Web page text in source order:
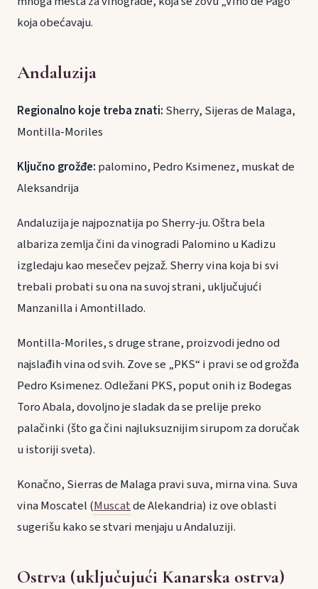
koja obećavaju.
Andaluzija
Regionalno koje treba znati: Sherry, Sijeras de Malaga,
Montilla-Moriles
Ključno grožđe: palomino, Pedro Ksimenez, muskat de
Aleksandrija
Andaluzija je najpoznatija po Sherry-ju. Oštra bela
albariza zemlja čini da vinogradi Palomino u Kadizu
izgledaju kao mesečev pejzaž. Sherry vina koja bi svi
trebali probati su ona na suvoj strani, uključujući
Manzanilla i Amontillado.
Montilla-Moriles, s druge strane, proizvodi jedno od
najslađih vina od svih. Zove se „PKS“ i pravi se od grožđa
Pedro Ksimenez. Odležani PKS, poput onih iz Bodegas
Toro Abala, dovoljno je sladak da se prelije preko
palačinki (što ga čini najluksuznijim sirupom za doručak
u istoriji sveta).
Konačno, Sierras de Malaga pravi suva, mirna vina. Suva
vina Moscatel (Muscatde Alekandria) iz ove oblasti
sugerišu kako se stvari menjaju u Andaluziji.
Ostrva (uključujući Kanarska ostrva)